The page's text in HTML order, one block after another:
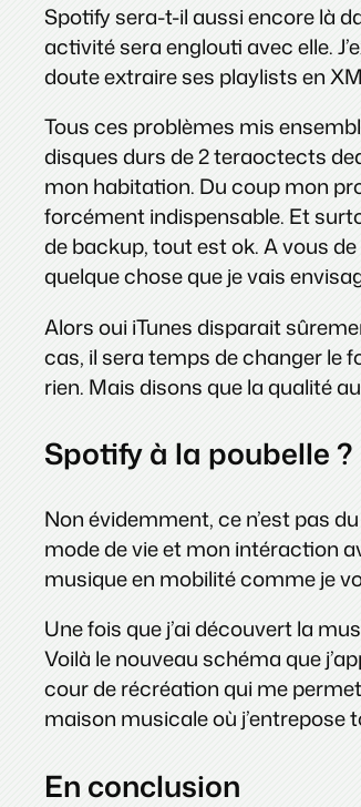
Spotify sera-t-il aussi encore là
activité sera englouti avec elle.
doute extraire ses playlists en
Tous ces problèmes mis
disques durs de 2 teraoctects
mon habitation. Du coup mon
forcément indispensable. Et
de backup, tout est ok. A vous
quelque chose que je vais
Alors oui iTunes disparait
cas, il sera temps de changer le
rien. Mais disons que la qualité
Spotify à la poubelle ?
Non évidemment, ce n’est pas
mode de vie et mon intéraction
musique en mobilité comme je
Une fois que j’ai découvert la
Voilà le nouveau schéma que
cour de récréation qui me
maison musicale où
En conclusion